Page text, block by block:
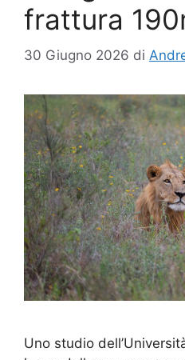
frattura
30 Giugno 2026 di
Uno studio